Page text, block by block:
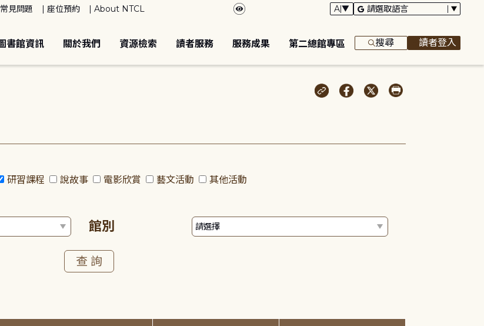
常見問題 座位預約 About NTCL
書館資訊 關於我們 資源檢索 讀者服務 服務成果 第二總館專區 搜尋 讀者登入
研習課程 說故事 電影欣賞 藝文活動 其他活動
館別